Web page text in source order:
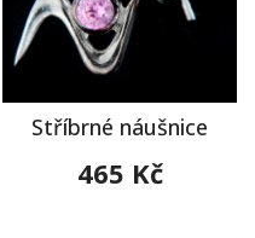
Stříbrné náušnice
465 Kč